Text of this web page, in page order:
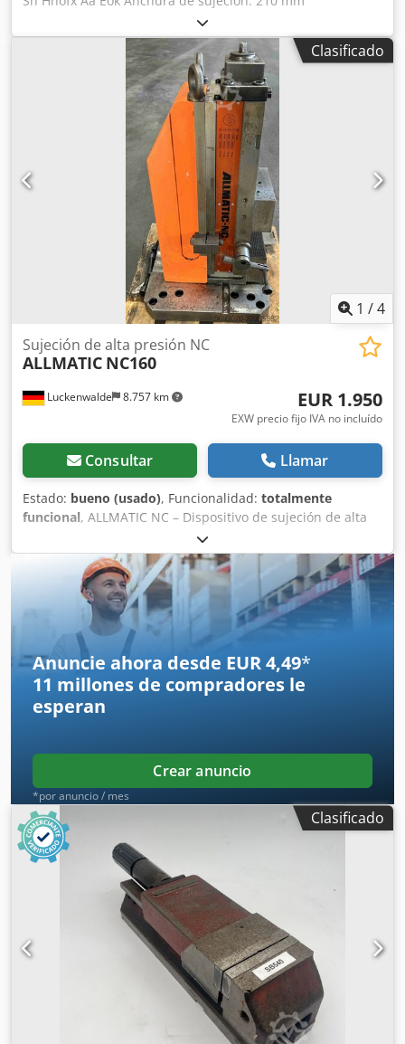
Clasificado
1 /4
Luckenwalde 8.757 km
Sujeción de alta presión NC
ALLMATIC NC160
EUR 1.950
EXW precio fijo IVA no incluído
Consultar Llamar
Estado: bueno (usado), Funcionalidad: totalmente
funcional, ALLMATIC NC – Dispositivo de sujeción de alta
presión - Modelo NC 160 - Incluye 2 juegos de mordazas
Dcsdpfx Aszlytroa Ejk - Incluye consola angular para
mecanizado horizontal - Incluye placa base de 350 x 350
Anuncie ahora desde EUR 4,49*
11 millones de compradores le
esperan
Crear anuncio
*por anuncio / mes
Clasificado